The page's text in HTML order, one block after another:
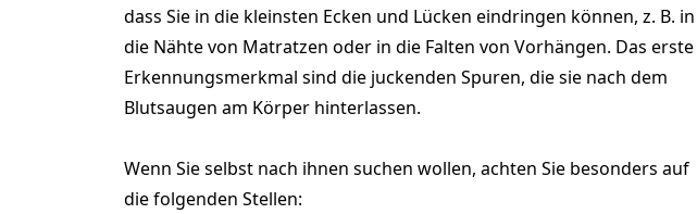
dass Sie in die kleinsten Ecken und Lücken eindringen können, z. B. in
die Nähte von Matratzen oder in die Falten von Vorhängen. Das erste
Erkennungsmerkmal sind die juckenden Spuren, die sie nach dem
Blutsaugen am Körper hinterlassen.
Wenn Sie selbst nach ihnen suchen wollen, achten Sie besonders auf
die folgenden Stellen: